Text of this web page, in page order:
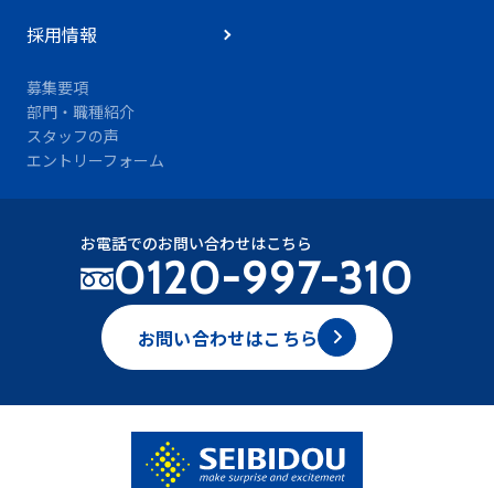
採用情報
募集要項
部門・職種紹介
スタッフの声
エントリーフォーム
お電話でのお問い合わせはこちら
0120-997-310
お問い合わせはこちら